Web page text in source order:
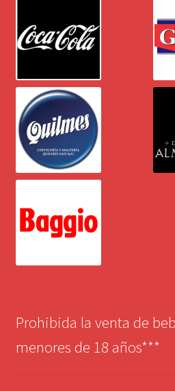
Prohibida la venta de
menores de 18 años***